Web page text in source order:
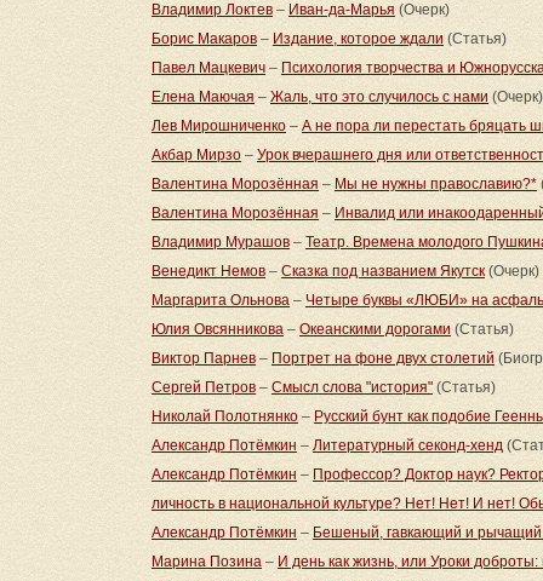
Владимир Локтев – Иван-да-Марья (Очерк)
Борис Макаров – Издание, которое ждали (Статья)
Павел Мацкевич – Психология творчества и
Елена Маючая – Жаль, что это случилось с нами (Очерк)
Лев Мирошниченко – А не пора ли перестать бряцать
Акбар Мирзо – Урок вчерашнего дня или
Валентина Морозённая – Мы не нужны православию?*
Валентина Морозённая – Инвалид или
Владимир Мурашов – Театр. Времена молодого
Венедикт Немов – Сказка под названием Якутск(Очерк)
Маргарита Ольнова – Четыре буквы «ЛЮБИ» на
Юлия Овсянникова – Океанскими дорогами (Статья)
Виктор Парнев – Портрет на фоне двух столетий
Сергей Петров – Смысл слова "история" (Статья)
Николай Полотнянко – Русский бунт как подобие
Александр Потёмкин – Литературный секонд-хенд
Александр Потёмкин – Профессор? Доктор наук?
личность в национальной культуре? Нет! Нет! И нет!
Александр Потёмкин – Бешеный, гавкающий и
Марина Позина – И день как жизнь, или Уроки